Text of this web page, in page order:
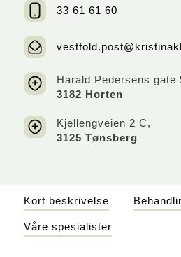
33 61 61 60
Harald Pedersens gate
3182 Horten
Kjellengveien 2 C,
3125 Tønsberg
Kort beskrivelse
Våre spesialister